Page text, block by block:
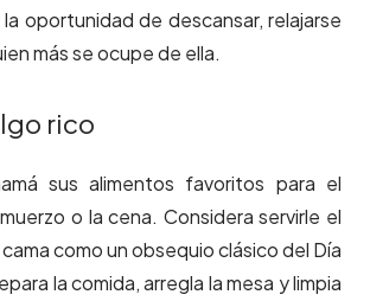
oportunidad de descansar, relajarse
más se ocupe de ella.
rico
sus alimentos favoritos para el
o la cena. Considera servirle el
como un obsequio clásico del Día
la comida, arregla la mesa y limpia